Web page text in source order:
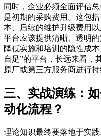
同时，企业必须全面评估
是初期的采购费用。这包
本、后续的维护升级费用
平台应该提供清晰、透明
降低实施和培训的隐性成
自足”的平台，长远来看，
原厂或第三方服务商进行持
三、实战演练：
动化流程？
理论知识最终要落地于实